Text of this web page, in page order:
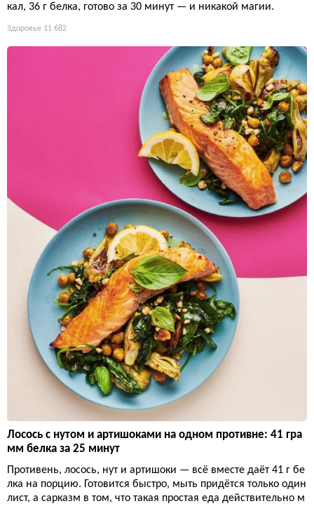
кал, 36 г белка, готово за 30 минут — и никакой магии.
Здоровье 11 682
Лосось с нутом и артишоками на одном противне: 41 гра
мм белка за 25 минут
Противень, лосось, нут и артишоки — всё вместе даёт 41 г бе
лка на порцию. Готовится быстро, мыть придётся только один
лист, а сарказм в том, что такая простая еда действительно м